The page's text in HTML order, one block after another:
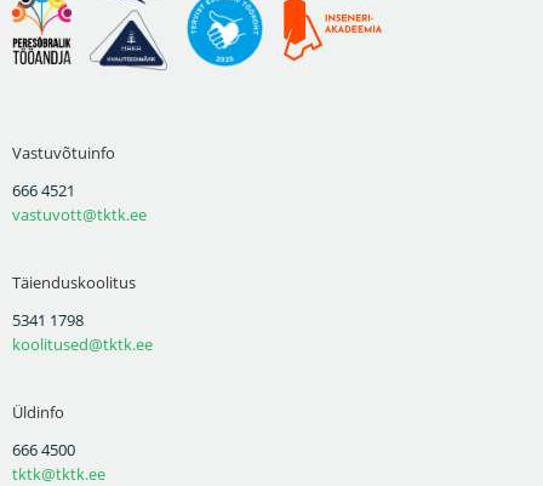
Vastuvõtuinfo
666 4521
vastuvott@tktk.ee
Täienduskoolitus
5341 1798
koolitused@tktk.ee
Üldinfo
666 4500
tktk@tktk.ee